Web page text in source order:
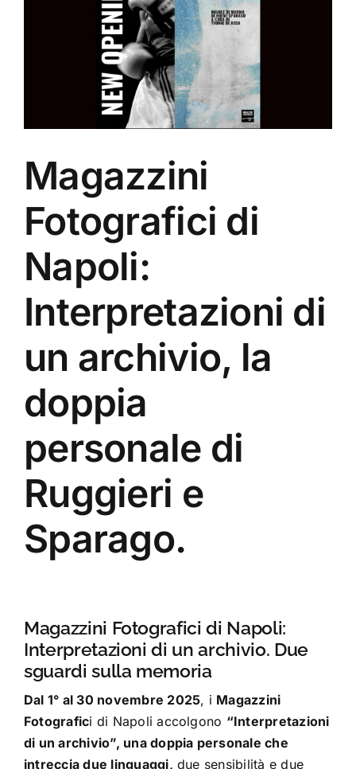
Magazzini
Fotografici di
Napoli:
Interpretazioni di
un archivio, la
doppia
personale di
Ruggieri e
Sparago.
Magazzini Fotografici di Napoli:
Interpretazioni di un archivio. Due
sguardi sulla memoria
Dal 1° al 30 novembre 2025, i Magazzini
Fotografici di Napoli accolgono “Interpretazioni
di un archivio”, una doppia personale che
intreccia due linguaggi, due sensibilità e due